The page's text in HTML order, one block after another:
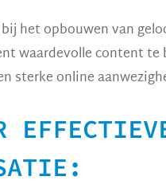
bij het opbouwen van
waardevolle content
sterke online